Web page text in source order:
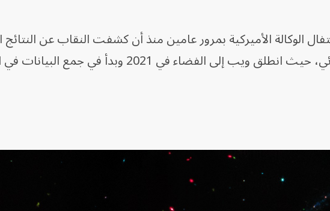
الوكالة الأميركية بمرور عامين منذ أن كشفت النقاب عن النتائج
إلى الفضاء في 2021 وبدأ في جمع البيانات في العام التالي.